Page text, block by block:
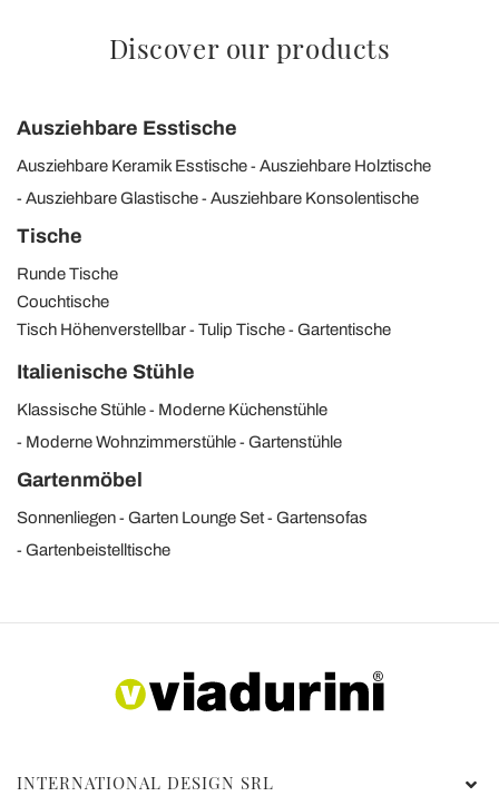
Discover our products
Ausziehbare Esstische
Ausziehbare Keramik Esstische
Ausziehbare Holztische
Ausziehbare Glastische
Ausziehbare Konsolentische
Tische
Runde Tische
Couchtische
Tisch Höhenverstellbar
Tulip Tische Gartentische
Italienische Stühle
Klassische Stühle
Moderne Küchenstühle
Moderne Wohnzimmerstühle
Gartenstühle
Gartenmöbel
Sonnenliegen Garten Lounge Set
Gartensofas
Gartenbeistelltische
INTERNATIONAL DESIGN SRL